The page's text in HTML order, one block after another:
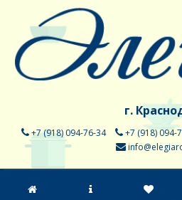
г.
+7 (918) 094-76-34 +7 (918) 094-